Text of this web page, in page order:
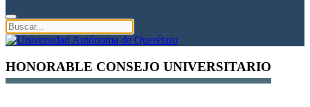
HONORABLE CONSEJO UNIVERSITARIO